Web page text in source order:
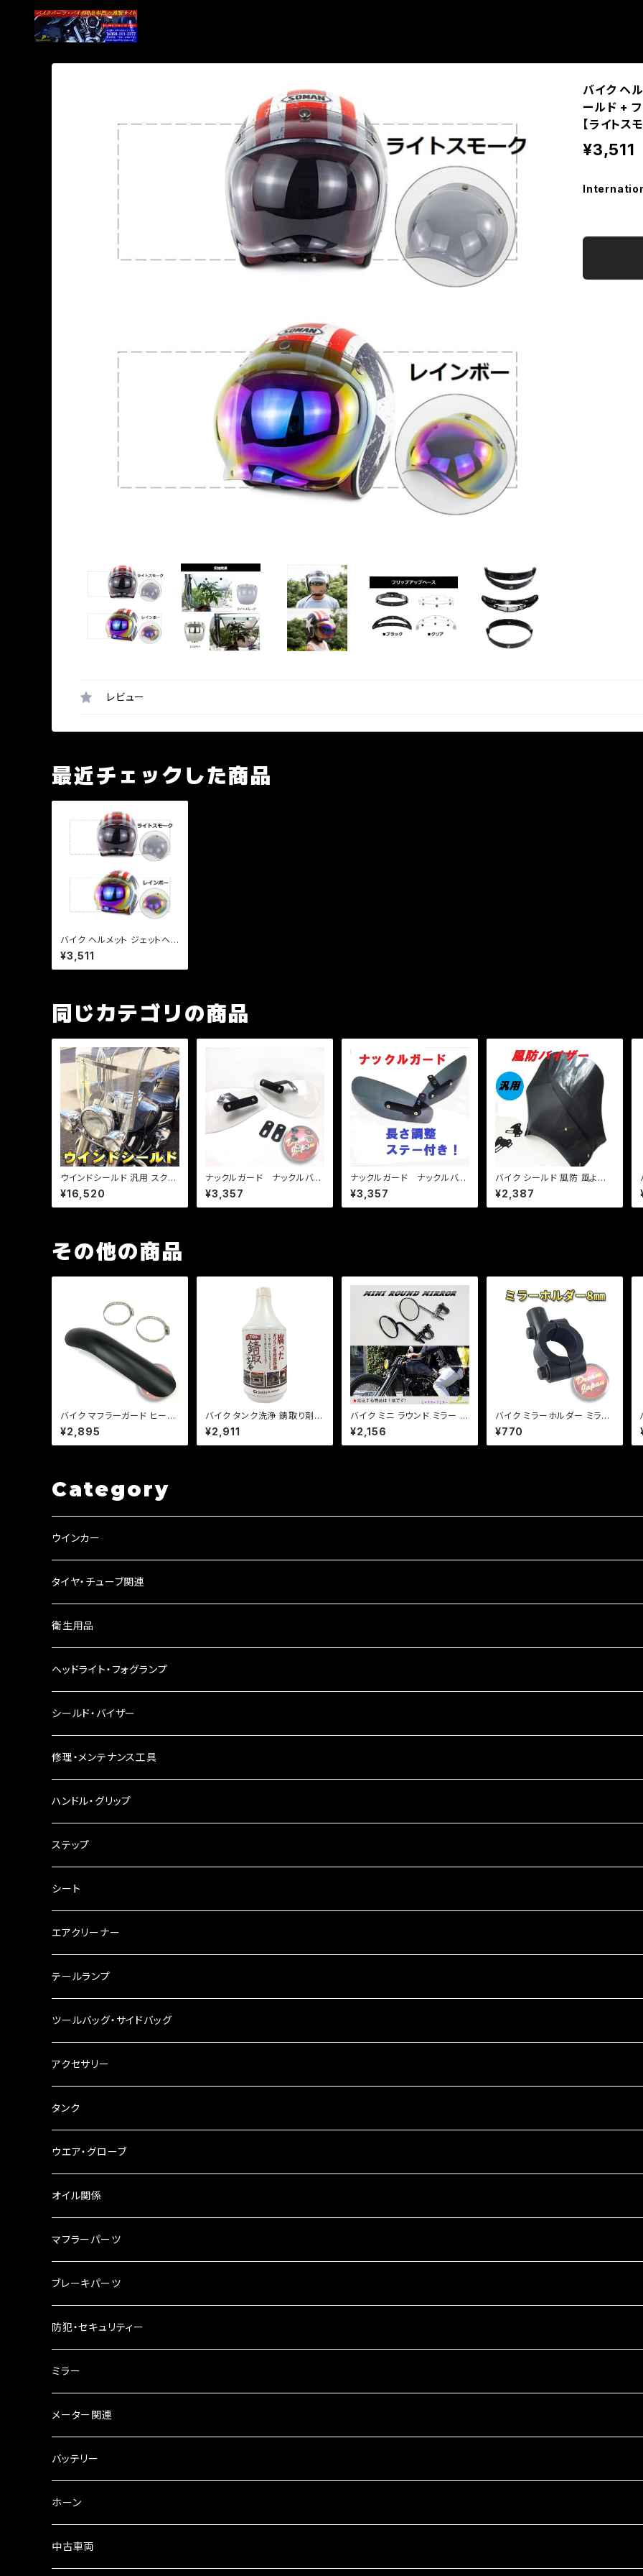
バイク ヘ
ールド +
【ライトス
¥3,511
レビュー
最近チェックした商品
バイク ヘルメット ジェットヘル
メット シールド 【バブルシール
ド + フリップアップセット】 3
点ボタン式 激安特価【ライト
¥3,511
同じカテゴリの商品
ウインドシールド 汎用 スクリ
ーン 風防 大型ウインドシール
ド 55cm×60cm/ハーレー/
マグナ/ビラーゴ/スティード/F
¥16,520
ナックルガード ナックルバイ
ザー/汎用/（クリア)/長さ調整
ステー付き/ツーリング/原付
から大型まで/簡単装着/取説
¥3,357
ナックルガード ナックルバイ
ザー/汎用/（ブラック)/長さ調
整ステー付き/ツーリング/原
付から大型まで/簡単装着/取
¥3,357
バイク シールド 風防 風よけ
スクリーン ネイキッド 汎用
【スモーク】バリオス XJR ゼフ
ァー CB エイプ モンキー ＺＲ
¥2,387
その他の商品
バイク マフラーガード ヒート
ガード 湾曲タイプ 【ブラック】
マフラー 火傷防止 カスタム
バンド取り付けサイズ40〜65
¥2,895
バイク タンク洗浄 錆取り剤 /
錆取革命シリーズ 腐ったガソ
リンの洗浄剤
¥2,911
バイク ミニ ラウンド ミラー 旧
車 直径80mm ヴィンテージ
タイプ 片側 1本 ホンダ カワサ
キ SR TW FTR【ブラック】
¥2,156
バイク ミラーホルダー ミラー
クランプ マウント 8mm正ネ
ジ用/22.2mmハンドル/ブラッ
ク/エストレア/SR/TW/【クリ
¥770
Category
ウインカー
ウインカーリレー
ウインカーレンズ
LEDウインカー
電球型ウインカー
バードゲージウインカー
ウインカークランプ
タイヤ・チューブ関連
衛生用品
ヘッドライト・フォグランプ
ヘッドライト
フォグランプ
配線・リレー
シールド・バイザー
修理・メンテナンス工具
インテークマニホールド
電装・配線・キボシ等
キャブレター
チェーン
工具類
ハンドル・グリップ
グリップ
バーハン
ハンドルパーツ
ハンドルスイッチ
その他
ハンドルポスト
ハンドルブレース
ステアリングダンパー
ブレーキ・クラッチレバー
スマホホルダー
ステップ
シート
エアクリーナー
テールランプ
ナンバー灯
ツールバッグ・サイドバッグ
ツールバッグ
サイドバッグ
サイドバッグサポート
リアBOX
ハードケース
アクセサリー
USB電源
電装系
タンク
タンク本体
タンクキャップ
タンクシール
ケミカル
ウエア・グローブ
オイル関係
4スト用エンジンオイル
2スト用エンジンオイル
ギアオイル
オイルクーラー
ラジエーター
フォークオイル
マフラーパーツ
マフラーガード
バンテージタイプ
スリップオン
サイレンサー
ブレーキパーツ
ブレーキシュー
ブレーキパット
ブレーキオイル
その他
防犯・セキュリティー
ミラー
ミラー本体
ミラーアダプター
ミラーその他
メーター関連
スピードメーター
タコメーター
セット
バッテリー
バッテリー充電器
ホーン
中古車両